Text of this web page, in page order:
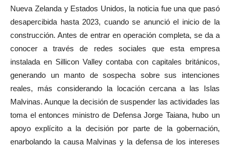
Nueva Zelanda y Estados Unidos, la noticia fue una que pasó
desapercibida hasta 2023, cuando se anunció el inicio de la
construcción. Antes de entrar en operación completa, se da a
conocer a través de redes sociales que esta empresa
instalada en Sillicon Valley contaba con capitales británicos,
generando un manto de sospecha sobre sus intenciones
reales, más considerando la locación cercana a las Islas
Malvinas. Aunque la decisión de suspender las actividades las
toma el entonces ministro de Defensa Jorge Taiana, hubo un
apoyo explícito a la decisión por parte de la gobernación,
enarbolando la causa Malvinas y la defensa de los intereses